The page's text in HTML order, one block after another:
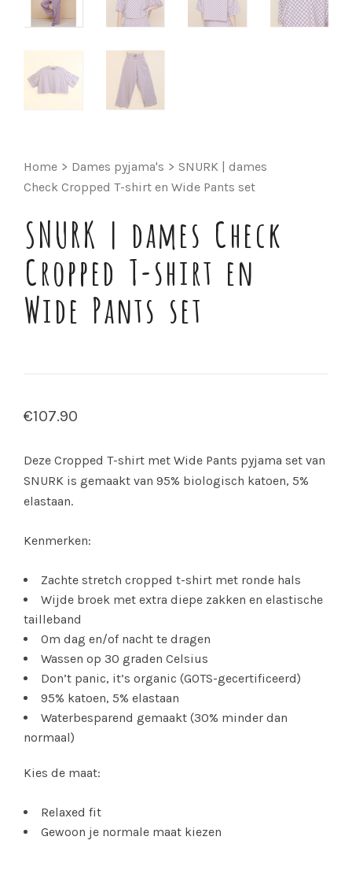
Home > Dames pyjama's > SNURK | dames
Check Cropped T-shirt en Wide Pants set
SNURK | dames Check
Cropped T-shirt en
Wide Pants set
€107.90
Deze Cropped T-shirt met Wide Pants pyjama set van
SNURK is gemaakt van 95% biologisch katoen, 5%
elastaan.
Kenmerken:
Zachte stretch cropped t-shirt met ronde hals
Wijde broek met extra diepe zakken en elastische
tailleband
Om dag en/of nacht te dragen
Wassen op 30 graden Celsius
Don’t panic, it’s organic (GOTS-gecertificeerd)
95% katoen, 5% elastaan
Waterbesparend gemaakt (30% minder dan
normaal)
Kies de maat:
Relaxed fit
Gewoon je normale maat kiezen